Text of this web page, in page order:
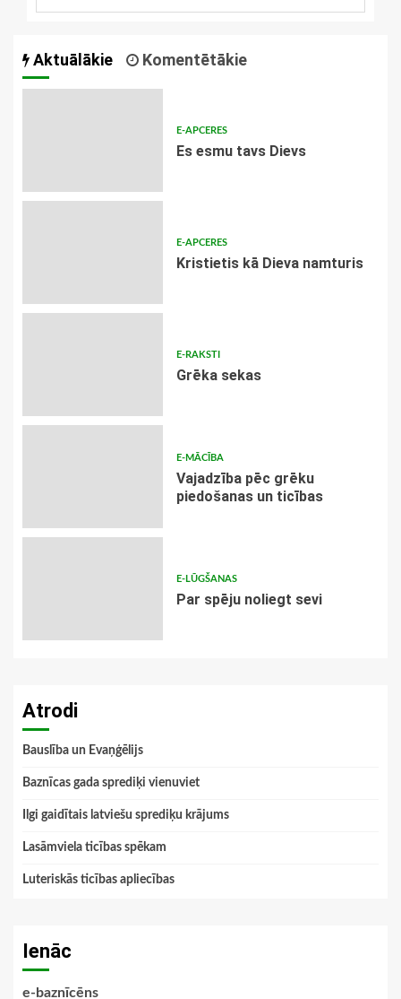
Aktuālākie Komentētākie
E-APCERES
Es esmu tavs Dievs
E-APCERES
Kristietis kā Dieva namturis
E-RAKSTI
Grēka sekas
E-MĀCĪBA
Vajadzība pēc grēku
piedošanas un ticības
E-LŪGŠANAS
Par spēju noliegt sevi
Atrodi
Bauslība un Evaņģēlijs
Baznīcas gada sprediķi vienuviet
Ilgi gaidītais latviešu sprediķu krājums
Lasāmviela ticības spēkam
Luteriskās ticības apliecības
Ienāc
e-baznīcēns